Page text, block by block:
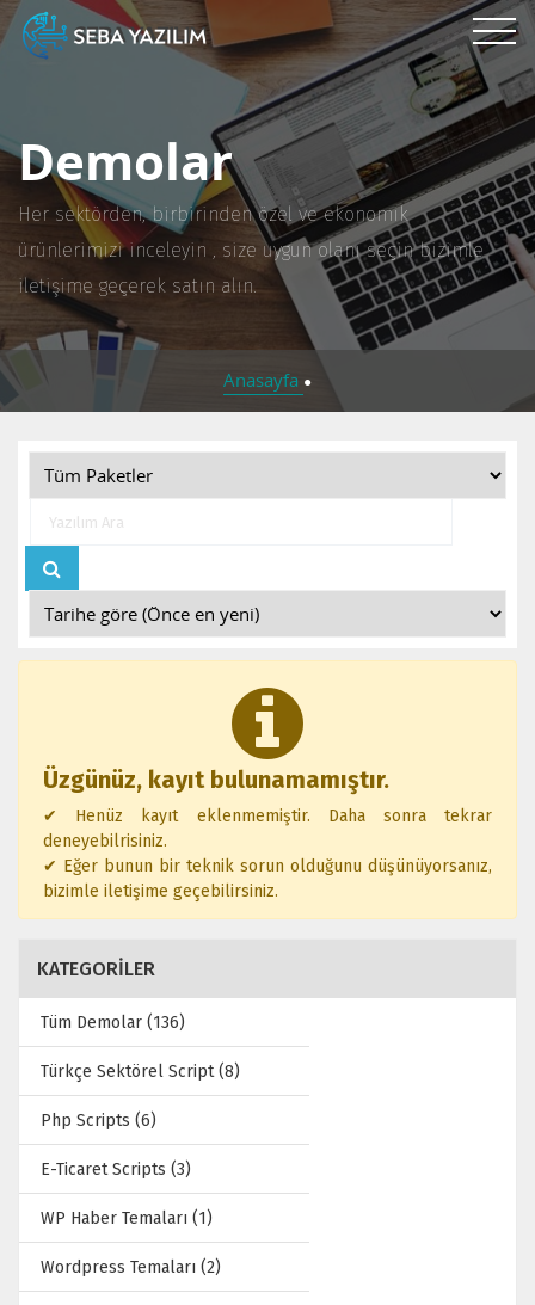
Demolar
Her sektörden, birbirinden özel ve ekonomik
ürünlerimizi inceleyin , size uygun olanı seçin bizimle
iletişime geçerek satın alın.
Anasayfa ●
Üzgünüz, kayıt bulunamamıştır.
✔ Henüz kayıt eklenmemiştir. Daha sonra tekrar
deneyebilrisiniz.
✔ Eğer bunun bir teknik sorun olduğunu düşünüyorsanız,
bizimle iletişime geçebilirsiniz.
KATEGORİLER
Tüm Demolar (136)
Türkçe Sektörel Script (8)
Php Scripts (6)
E-Ticaret Scripts (3)
WP Haber Temaları (1)
Wordpress Temaları (2)